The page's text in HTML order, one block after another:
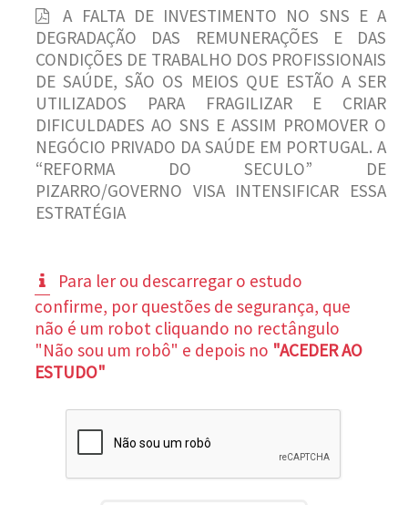
A FALTA DE INVESTIMENTO NO SNS E A
DEGRADAÇÃO DAS REMUNERAÇÕES E DAS
CONDIÇÕES DE TRABALHO DOS PROFISSIONAIS
DE SAÚDE, SÃO OS MEIOS QUE ESTÃO A SER
UTILIZADOS PARA FRAGILIZAR E CRIAR
DIFICULDADES AO SNS E ASSIM PROMOVER O
NEGÓCIO PRIVADO DA SAÚDE EM PORTUGAL. A
“REFORMA DO SECULO” DE
PIZARRO/GOVERNO VISA INTENSIFICAR ESSA
ESTRATÉGIA
Para ler ou descarregar o estudo
confirme, por questões de segurança, que
não é um robot cliquando no rectângulo
"Não sou um robô" e depois no "ACEDER AO
ESTUDO"